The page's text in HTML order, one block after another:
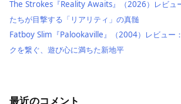
The Strokes『Reality Awaits』（2026）レビュ
たちが目撃する「リアリティ」の真髄
Fatboy Slim『Palookaville』（2004）レビュー
クを繋ぐ、遊び心に満ちた新地平
最近のコメント